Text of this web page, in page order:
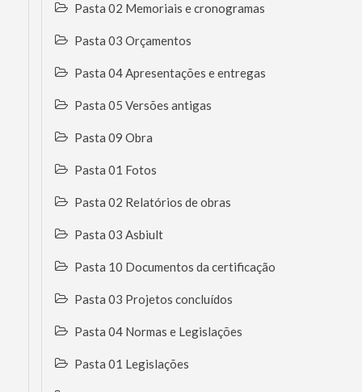
Pasta 02 Memoriais e cronogramas
Pasta 03 Orçamentos
Pasta 04 Apresentações e entregas
Pasta 05 Versões antigas
Pasta 09 Obra
Pasta 01 Fotos
Pasta 02 Relatórios de obras
Pasta 03 Asbiult
Pasta 10 Documentos da certificação
Pasta 03 Projetos concluídos
Pasta 04 Normas e Legislações
Pasta 01 Legislações